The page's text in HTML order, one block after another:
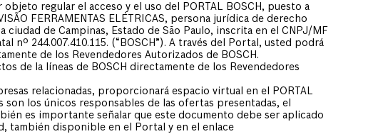
regular el acceso y el uso del PORTAL BOSCH, puesto a
FERRAMENTAS ELÉTRICAS, persona jurídica de derecho
ciudad de Campinas, Estado de São Paulo, inscrita en el CNPJ/MF
nº 244.007.410.115. (“BOSCH”). A través del Portal, usted podrá
de los Revendedores Autorizados de BOSCH.
de la líneas de BOSCH directamente de los Revendedores
relacionadas, proporcionará espacio virtual en el PORTAL
son los únicos responsables de las ofertas presentadas, el
es importante señalar que este documento debe ser aplicado
también disponible en el Portal y en el enlace